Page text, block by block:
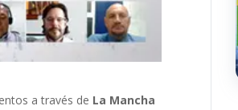
a través de La Mancha